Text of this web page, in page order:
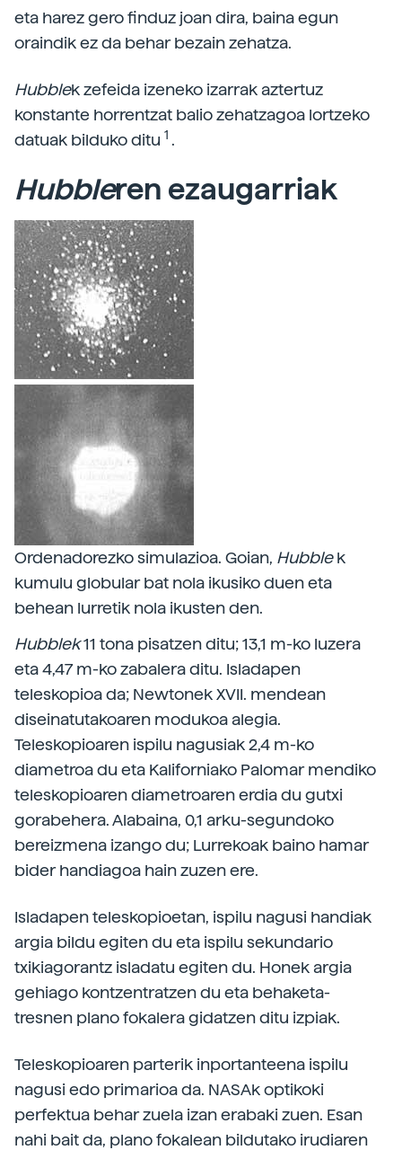
eta harez gero finduz joan dira, baina egun
oraindik ez da behar bezain zehatza.
Hubblek zefeida izeneko izarrak aztertuz
konstante horrentzat balio zehatzagoa lortzeko
datuak bilduko ditu 1 .
Hubbleren ezaugarriak
Ordenadorezko simulazioa. Goian, Hubblek
kumulu globular bat nola ikusiko duen eta
behean lurretik nola ikusten den.
Hubblek11 tona pisatzen ditu; 13,1 m-ko luzera
eta 4,47 m-ko zabalera ditu. Isladapen
teleskopioa da; Newtonek XVII. mendean
diseinatutakoaren modukoa alegia.
Teleskopioaren ispilu nagusiak 2,4 m-ko
diametroa du eta Kaliforniako Palomar mendiko
teleskopioaren diametroaren erdia du gutxi
gorabehera. Alabaina, 0,1 arku-segundoko
bereizmena izango du; Lurrekoak baino hamar
bider handiagoa hain zuzen ere.
Isladapen teleskopioetan, ispilu nagusi handiak
argia bildu egiten du eta ispilu sekundario
txikiagorantz isladatu egiten du. Honek argia
gehiago kontzentratzen du eta behaketa-
tresnen plano fokalera gidatzen ditu izpiak.
Teleskopioaren parterik inportanteena ispilu
nagusi edo primarioa da. NASAk optikoki
perfektua behar zuela izan erabaki zuen. Esan
nahi bait da, plano fokalean bildutako irudiaren